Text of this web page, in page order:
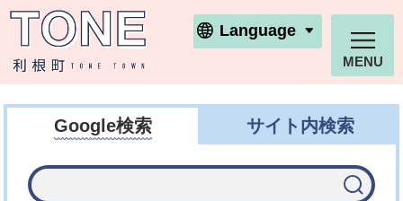
利根町ホームページ
Language
MENU
Google検索 サイト内検索